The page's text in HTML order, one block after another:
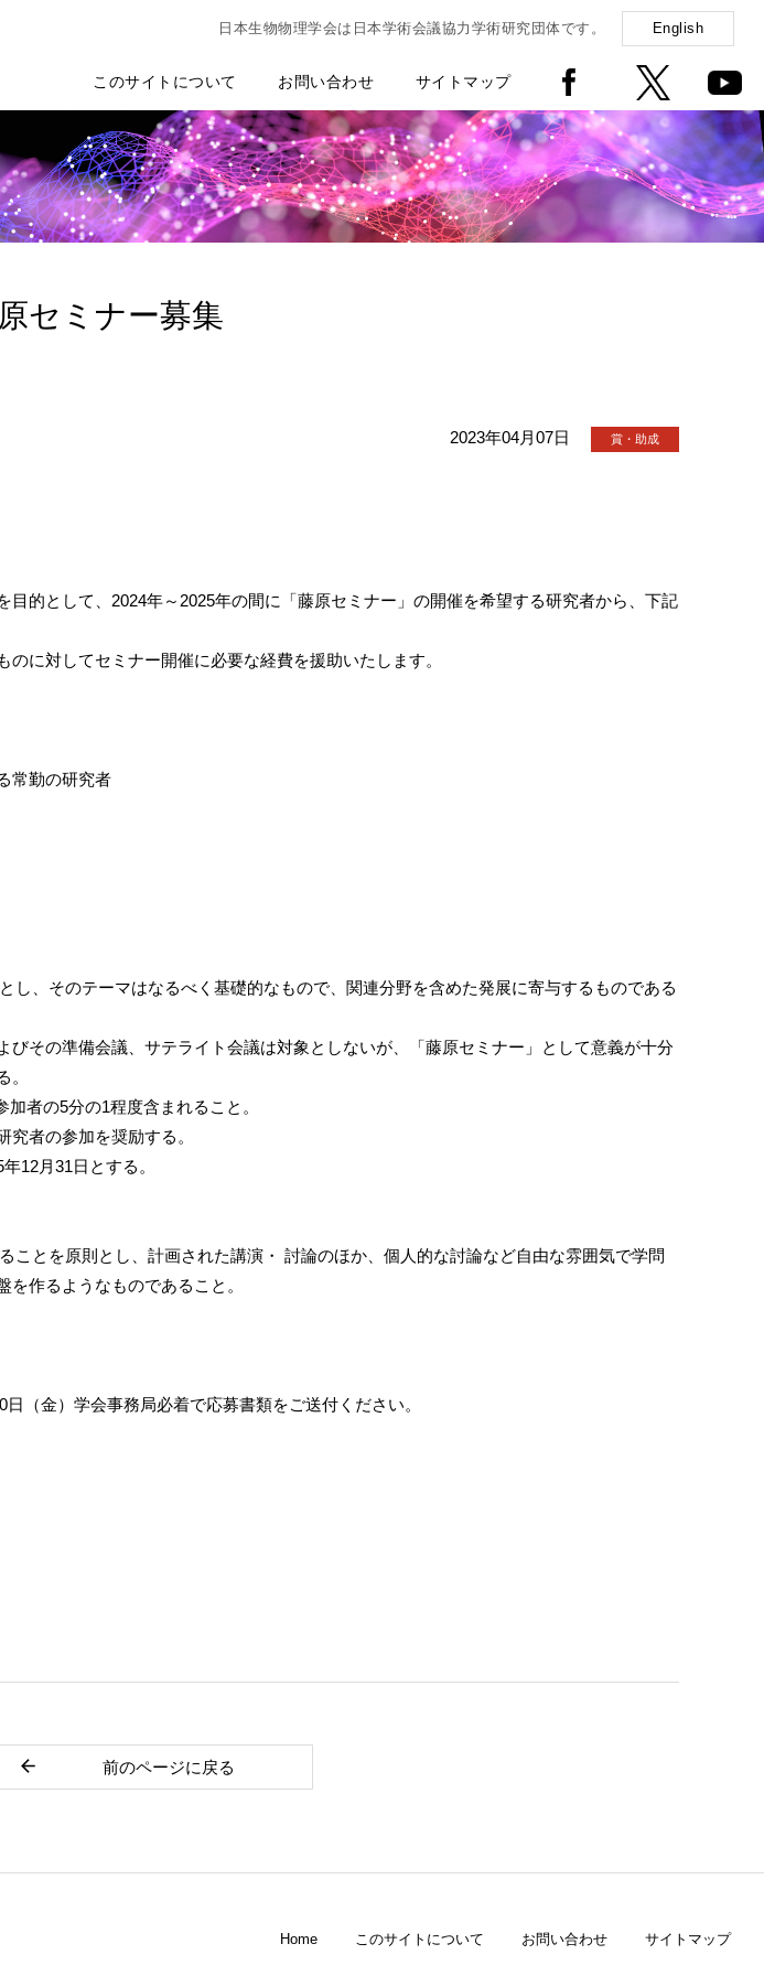
日本生物物理学会は日本学術会議協力学術研究団体です。 English
このサイトについて お問い合わせ サイトマップ
セミナー募集
2023年04月07日 賞・助成
的として、2024年～2025年の間に「藤原セミナー」の開催を希望する研究者から、下記
に対してセミナー開催に必要な経費を援助いたします。
常勤の研究者
し、そのテーマはなるべく基礎的なもので、関連分野を含めた発展に寄与するものである
その準備会議、サテライト会議は対象としないが、「藤原セミナー」として意義が十分
。
者の5分の1程度含まれること。
者の参加を奨励する。
12月31日とする。
ことを原則とし、計画された講演・ 討論のほか、個人的な討論など自由な雰囲気で学問
作るようなものであること。
（金）学会事務局必着で応募書類をご送付ください。
前のページに戻る
Home このサイトについて お問い合わせ サイトマップ